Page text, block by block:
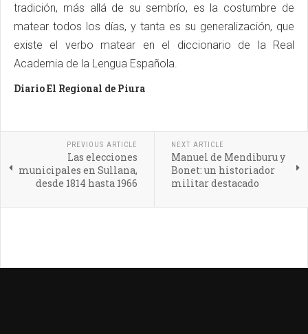
tradición, más allá de su sembrío, es la costumbre de
matear todos los días, y tanta es su generalización, que
existe el verbo matear en el diccionario de la Real
Academia de la Lengua Española.
Diario El Regional de Piura
PREVIOUS ARTICLE
Las elecciones
municipales en Sullana,
desde 1814 hasta 1966
NEXT ARTICLE
Manuel de Mendiburu y
Bonet: un historiador
militar destacado